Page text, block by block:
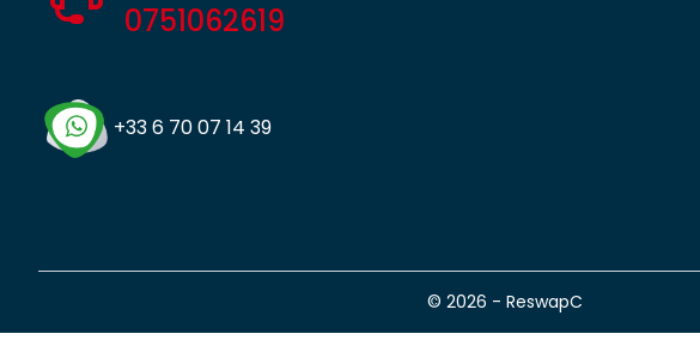
0751062619
+33 6 70 07 14 39
© 2026 - ReswapC